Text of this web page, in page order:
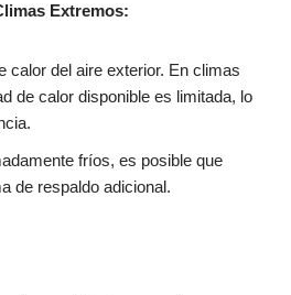
Extremos:
calor del aire exterior. En climas
de calor disponible es limitada, lo
fríos, es posible que
de respaldo adicional.